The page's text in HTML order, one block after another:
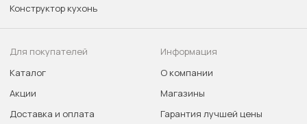
Конструктор кухонь
Для покупателей
Каталог
Акции
Доставка и оплата
Информация
О компании
Магазины
Гарантия лучшей цены